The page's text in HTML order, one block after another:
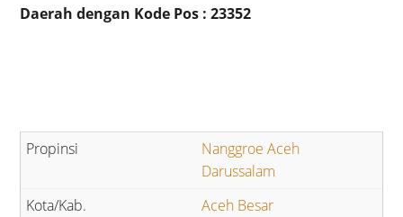
Daerah dengan Kode Pos : 23352
Nanggroe Aceh
Darussalam
Aceh Besar